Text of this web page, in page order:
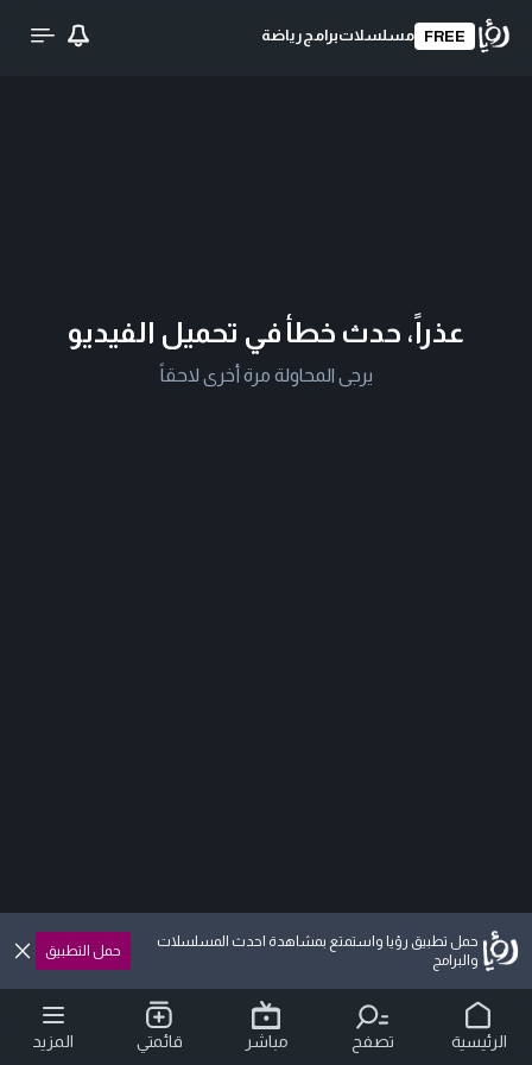
FREE مسلسلاتبرامج رياضة
عذراً، حدث خطأ في تحميل الفيديو
يرجى المحاولة مرة أخرى لاحقاً
حمل تطبيق رؤيا واستمتع بمشاهدة احدث المسلسلات
والبرامج
حمل التطبيق
الرئيسية تصفح مباشر قائمتي المزيد